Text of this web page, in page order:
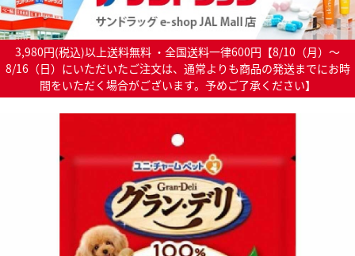
3,980円(税込)以上送料無料 ・全国送料一律600円【8/10（月）～
8/16（日）にいただいたご注文は、通常よりも商品の発送までにお時
間をいただく場合がございます。予めご了承ください】